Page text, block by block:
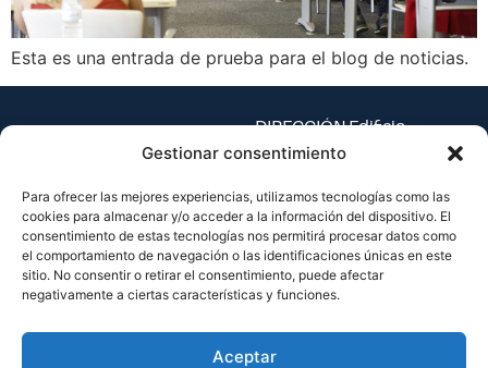
Gestionar consentimiento
Para ofrecer las mejores experiencias, utilizamos tecnologías como las
cookies para almacenar y/o acceder a la información del dispositivo. El
consentimiento de estas tecnologías nos permitirá procesar datos como
el comportamiento de navegación o las identificaciones únicas en este
sitio. No consentir o retirar el consentimiento, puede afectar
negativamente a ciertas características y funciones.
Aceptar
Esta es una entrada de prueba para el blog de noticias.
DIRECCIÓN Edificio
Espaitec 1, Universitat
Baynat, s/n
12071 Castellón de la
Plana, España
TEL.
(+34) 964 38 73 33
EMAIL